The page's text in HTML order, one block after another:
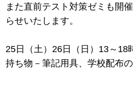
また直前テスト対策ゼミも開
らせいたします。
25日（土）26日（日）13～18
持ち物－筆記用具、学校配布